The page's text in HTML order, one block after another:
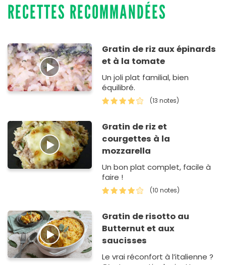
RECETTES RECOMMANDÉES
Gratin de riz aux épinards
et à la tomate
Un joli plat familial, bien
équilibré.
(13 notes)
Gratin de riz et
courgettes à la
mozzarella
Un bon plat complet, facile à
faire !
(10 notes)
Gratin de risotto au
Butternut et aux
saucisses
Le vrai réconfort à l’italienne ?